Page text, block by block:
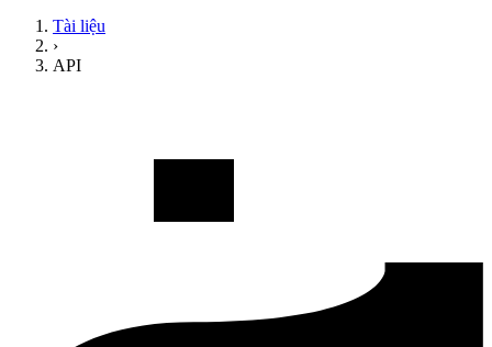
Tài liệu
›
API